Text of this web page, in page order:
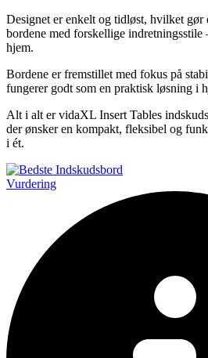
Designet er enkelt og tidløst, hvilket gør
bordene med forskellige indretningsstile
hjem.
Bordene er fremstillet med fokus på
fungerer godt som en praktisk løsning i
Alt i alt er vidaXL Insert Tables
der ønsker en kompakt, fleksibel og
i ét.
Vurdering